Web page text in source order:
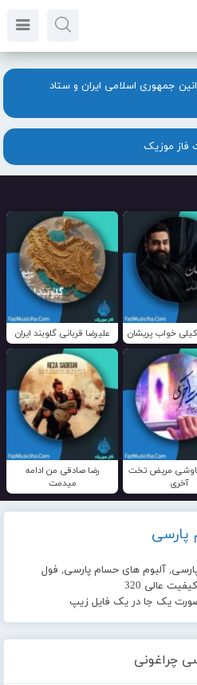
جمهوری اسلامی ایران و ستاد
فاز موزیک
خواب پریشان علیرضا قربانی گلوبند ایران
مریض تخت
آخری
رضا صادقی من ادامه
میدمت
پارسی
آلبوم های حسام پارسی, فول
عالی 320
صورت یک جا در یک فایل زیپ
چراغونی